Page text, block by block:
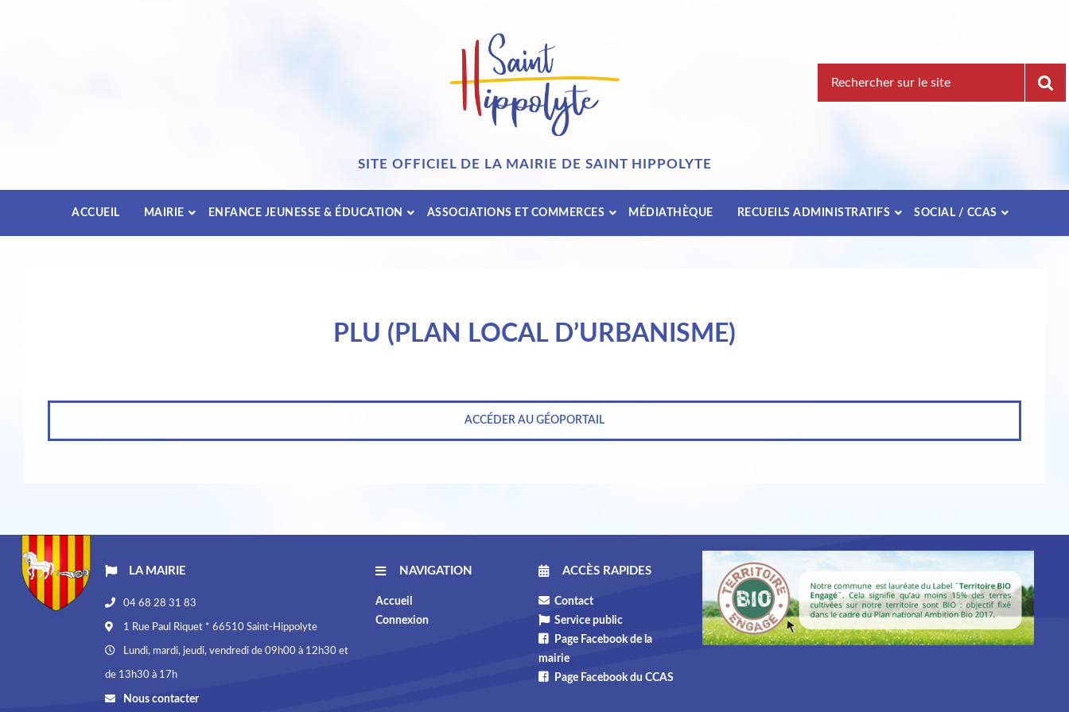
pour
SITE OFFICIEL DE LA MAIRIE DE SAINT HIPPOLYTE
ACCUEIL MAIRIE ENFANCE JEUNESSE & ÉDUCATION ASSOCIATIONS ET COMMERCES MÉDIATHÈQUE RECUEILS ADMINISTRATIFS SOCIAL / CCAS
PLU (PLAN LOCAL D’URBANISME)
ACCÉDER AU GÉOPORTAIL
LA MAIRIE
04 68 28 31 83
1 Rue Paul Riquet * 66510 Saint-Hippolyte
Lundi, mardi, jeudi, vendredi de 09h00 à 12h30 et
de 13h30 à 17h
Nous contacter
NAVIGATION
Accueil
Connexion
ACCÈS RAPIDES
Contact
Service public
Page Facebook de la
mairie
Page Facebook du CCAS